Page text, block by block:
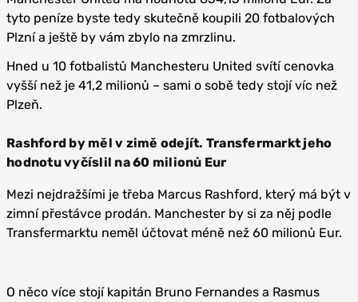
tyto peníze byste tedy skutečně koupili 20 fotbalových
Plzní a ještě by vám zbylo na zmrzlinu.
Hned u 10 fotbalistů Manchesteru United svítí cenovka
vyšší než je 41,2 milionů – sami o sobě tedy stojí víc než
Plzeň.
Rashford by měl v zimě odejít. Transfermarkt jeho
hodnotu vyčíslil na 60 milionů Eur
Mezi nejdražšími je třeba Marcus Rashford, který má být v
zimní přestávce prodán. Manchester by si za něj podle
Transfermarktu neměl účtovat méně než 60 milionů Eur.
O něco více stojí kapitán Bruno Fernandes a Rasmus